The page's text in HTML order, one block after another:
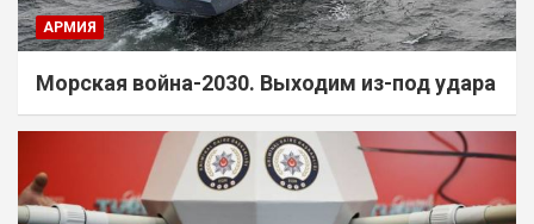
АРМИЯ
Морская война-2030. Выходим из-под удара